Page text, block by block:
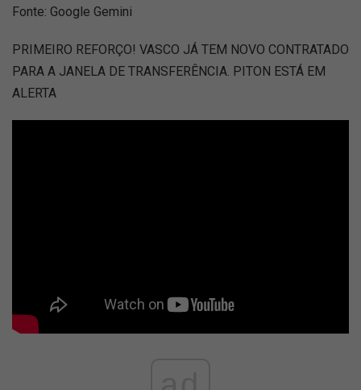
Fonte: Google Gemini
PRIMEIRO REFORÇO! VASCO JÁ TEM NOVO CONTRATADO
PARA A JANELA DE TRANSFERÊNCIA. PITON ESTÁ EM
ALERTA